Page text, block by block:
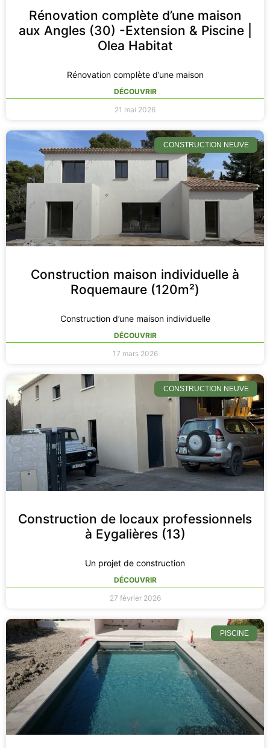
Rénovation complète d’une maison
aux Angles (30) -Extension & Piscine |
Olea Habitat
Rénovation complète d’une maison
DÉCOUVRIR
21 mai 2026
CONSTRUCTION NEUVE
Construction maison individuelle à
Roquemaure (120m²)
Construction d’une maison individuelle
DÉCOUVRIR
17 mars 2026
CONSTRUCTION NEUVE
Construction de locaux professionnels
à Eygalières (13)
Un projet de construction
DÉCOUVRIR
27 février 2026
PISCINE